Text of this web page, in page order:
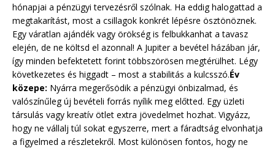
hónapjai a pénzügyi tervezésről szólnak. Ha eddig halogattad a
megtakarítást, most a csillagok konkrét lépésre ösztönöznek.
Egy váratlan ajándék vagy örökség is felbukkanhat a tavasz
elején, de ne költsd el azonnal! A Jupiter a bevétel házában jár,
így minden befektetett forint többszörösen megtérülhet. Légy
következetes és higgadt – most a stabilitás a kulcsszó.Év
közepe: Nyárra megerősödik a pénzügyi önbizalmad, és
valószínűleg új bevételi forrás nyílik meg előtted. Egy üzleti
társulás vagy kreatív ötlet extra jövedelmet hozhat. Vigyázz,
hogy ne vállalj túl sokat egyszerre, mert a fáradtság elvonhatja
a figyelmed a részletekről. Most különösen fontos, hogy ne